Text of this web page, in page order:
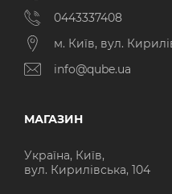
0443337408
м. Київ, вул.
info@qube.ua
МАГАЗИН
Україна, Київ,
вул. Кирилівська, 104